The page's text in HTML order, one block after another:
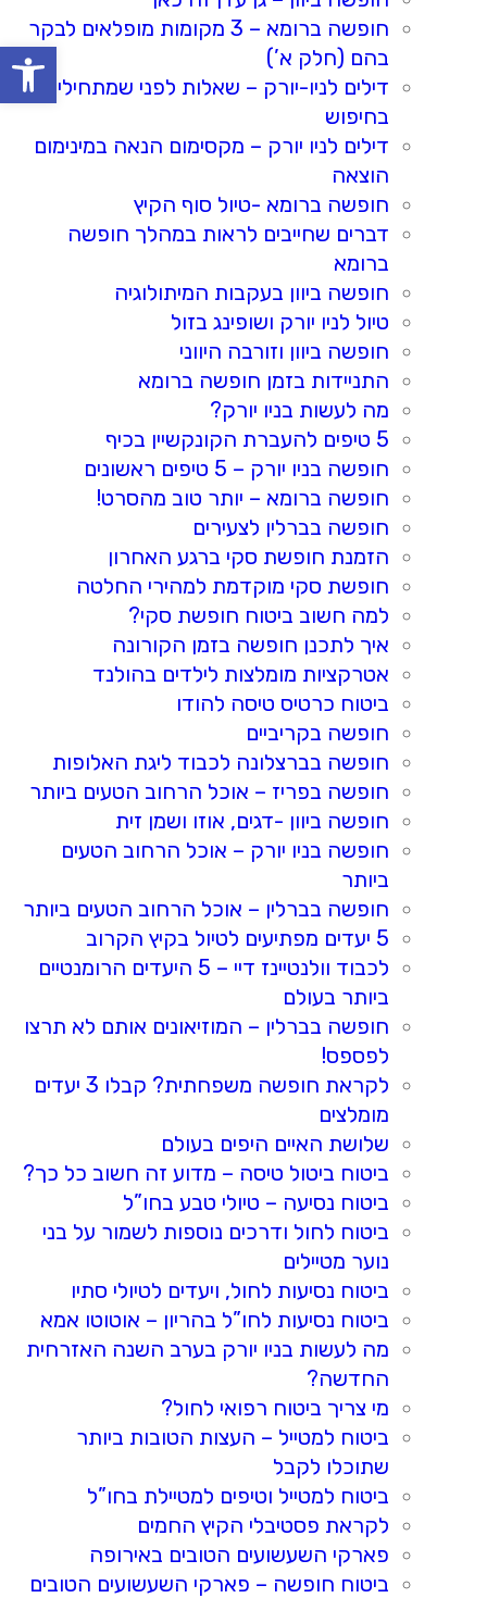
חופשה ברומא – 3 מקומות מופלאים לבקר
בהם (חלק א’)
דילים לניו-יורק – שאלות לפני שמתחילים
בחיפוש
דילים לניו יורק – מקסימום הנאה במינימום
הוצאה
חופשה ברומא -טיול סוף הקיץ
דברים שחייבים לראות במהלך חופשה
ברומא
חופשה ביוון בעקבות המיתולוגיה
טיול לניו יורק ושופינג בזול
חופשה ביוון וזורבה היווני
התניידות בזמן חופשה ברומא
מה לעשות בניו יורק?
5 טיפים להעברת הקונקשיין בכיף
חופשה בניו יורק – 5 טיפים ראשונים
חופשה ברומא – יותר טוב מהסרט!
חופשה בברלין לצעירים
הזמנת חופשת סקי ברגע האחרון
חופשת סקי מוקדמת למהירי החלטה
למה חשוב ביטוח חופשת סקי?
איך לתכנן חופשה בזמן הקורונה
אטרקציות מומלצות לילדים בהולנד
ביטוח כרטיס טיסה להודו
חופשה בקריביים
חופשה בברצלונה לכבוד ליגת האלופות
חופשה בפריז – אוכל הרחוב הטעים ביותר
חופשה ביוון -דגים, אוזו ושמן זית
חופשה בניו יורק – אוכל הרחוב הטעים
ביותר
חופשה בברלין – אוכל הרחוב הטעים ביותר
5 יעדים מפתיעים לטיול בקיץ הקרוב
לכבוד וולנטיינז דיי – 5 היעדים הרומנטיים
ביותר בעולם
חופשה בברלין – המוזיאונים אותם לא תרצו
לפספס!
לקראת חופשה משפחתית? קבלו 3 יעדים
מומלצים
שלושת האיים היפים בעולם
ביטוח ביטול טיסה – מדוע זה חשוב כל כך?
ביטוח נסיעה – טיולי טבע בחו”ל
ביטוח לחול ודרכים נוספות לשמור על בני
נוער מטיילים
ביטוח נסיעות לחול, ויעדים לטיולי סתיו
ביטוח נסיעות לחו”ל בהריון – אוטוטו אמא
מה לעשות בניו יורק בערב השנה האזרחית
החדשה?
מי צריך ביטוח רפואי לחול?
ביטוח למטייל – העצות הטובות ביותר
שתוכלו לקבל
ביטוח למטייל וטיפים למטיילת בחו”ל
לקראת פסטיבלי הקיץ החמים
פארקי השעשועים הטובים באירופה
ביטוח חופשה – פארקי השעשועים הטובים